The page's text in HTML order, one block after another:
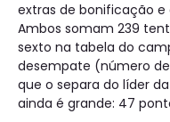
extras de bonificação e
Ambos somam 239
sexto na tabela do
desempate (número
que o separa do líder
ainda é grande: 47